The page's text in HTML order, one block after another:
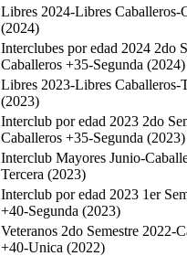
Libres 2024-Libres Caballeros-
(2024)
Interclubes por edad 2024 2do
Caballeros +35-Segunda (2024)
Libres 2023-Libres Caballeros-
(2023)
Interclub por edad 2023 2do
Caballeros +35-Segunda (2023)
Interclub Mayores Junio-
Tercera (2023)
Interclub por edad 2023 1er
+40-Segunda (2023)
Veteranos 2do Semestre 2022-
+40-Unica (2022)